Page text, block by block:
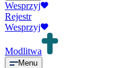
Wesprzyj
Rejestr
Wesprzyj
Modlitwa
Menu